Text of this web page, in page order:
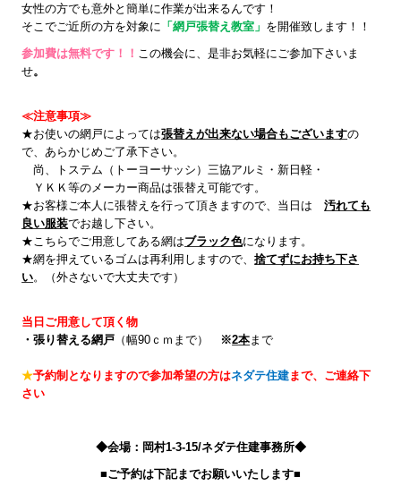
女性の方でも意外と簡単に作業が出来るんです！
そこでご近所の方を対象に 「網戸張替え教室」 を開催致します！！
参加費は無料です！！ この機会に、是非お気軽にご参加下さいま
せ。
≪注意事項≫
★お使いの網戸によっては張替えが出来ない場合もございますの
で、あらかじめご了承下さい。
尚、トステム（トーヨーサッシ）三協アルミ・新日軽・
ＹＫＫ等のメーカー商品は張替え可能です。
★お客様ご本人に張替えを行って頂きますので、当日は
汚れても
良い服装でお越し下さい。
★こちらでご用意してある網はブラック色になります。
★網を押えているゴムは再利用しますので、捨てずにお持ち下さ
い。（外さないで大丈夫です）
当日ご用意して頂く物
・張り替える網戸 （幅90 ｃｍまで） ※2本まで
★予約制となりますので参加希望の方はネダテ住建まで、ご連絡下
さい
◆会場：岡村1-3-15/ネダテ住建事務所◆
■ご予約は下記までお願いいたします■